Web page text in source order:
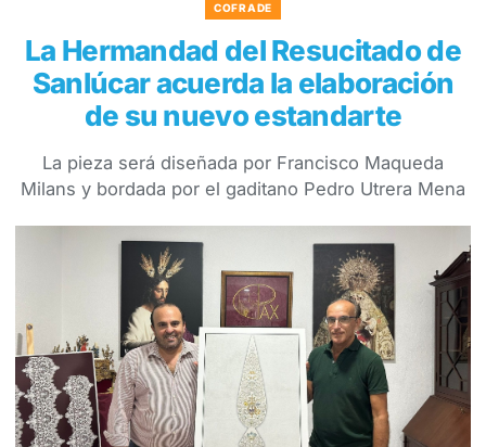
COFRADE
La Hermandad del Resucitado de
Sanlúcar acuerda la elaboración
de su nuevo estandarte
La pieza será diseñada por Francisco Maqueda
Milans y bordada por el gaditano Pedro Utrera Mena